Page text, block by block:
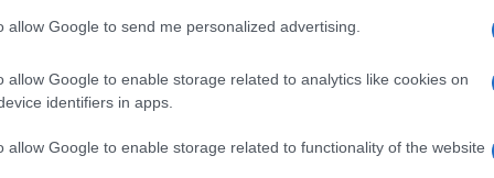
allow Google to send me personalized advertising.
allow Google to enable storage related to analytics like cookies on
identifiers in apps.
allow Google to enable storage related to functionality of the website
I comitati che ne fanno parte hanno infatti
29 maggio, alle 18. Tra le richieste, quella
apertura e trasferimento e alla limitazione del